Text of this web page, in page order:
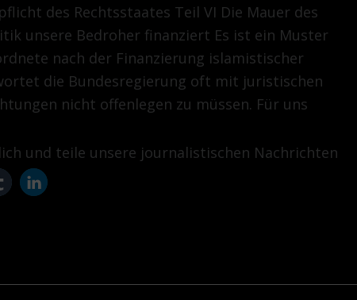
des Rechtsstaates Teil VI Die Mauer des
unsere Bedroher finanziert Es ist ein Muster
nach der Finanzierung islamistischer
die Bundesregierung oft mit juristischen
nicht offenlegen zu müssen. Für uns
und teile unsere journalistischen Nachrichten